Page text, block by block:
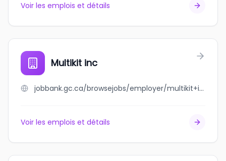
Voir les emplois et détails
Multikit inc
jobbank.gc.ca/browsejobs/employer/multikit+inc/ca
Voir les emplois et détails